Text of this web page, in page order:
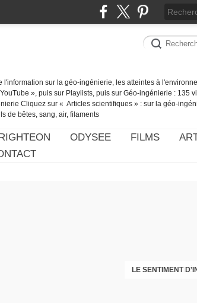
sur la géo-ingénierie, les atteintes à
», puis sur Playlists, puis sur Géo-ingénierie : 135
Cliquez sur « Articles scientifiques » : sur la géo-
de bêtes, sang, air, filaments
ODYSEE FILMS
LE SENTIMENT